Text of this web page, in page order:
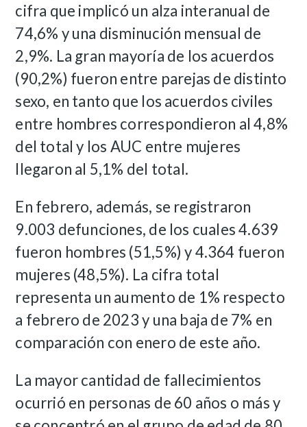
cifra que implicó un alza interanual de
74,6% y una disminución mensual de
2,9%. La gran mayoría de los acuerdos
(90,2%) fueron entre parejas de distinto
sexo, en tanto que los acuerdos civiles
entre hombres correspondieron al 4,8%
del total y los AUC entre mujeres
llegaron al 5,1% del total.
En febrero, además, se registraron
9.003 defunciones, de los cuales 4.639
fueron hombres (51,5%) y 4.364 fueron
mujeres (48,5%). La cifra total
representa un aumento de 1% respecto
a febrero de 2023 y una baja de 7% en
comparación con enero de este año.
La mayor cantidad de fallecimientos
ocurrió en personas de 60 años o más y